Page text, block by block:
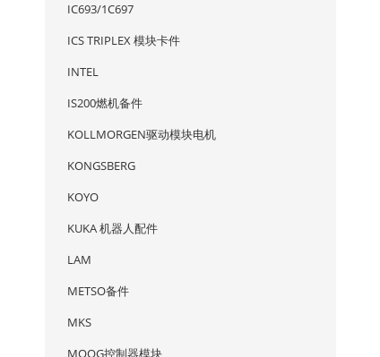
IC693/1C697
ICS TRIPLEX 模块卡件
INTEL
IS200燃机备件
KOLLMORGEN驱动模块电机
KONGSBERG
KOYO
KUKA 机器人配件
LAM
METSO备件
MKS
MOOG控制器模块